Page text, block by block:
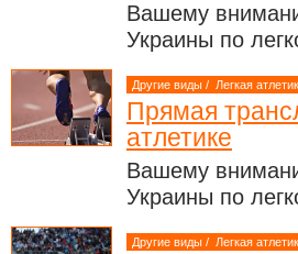
Вашему
Украины по
Другие виды / Легкая
Прямая
атлетике
Вашему
Украины по
Другие виды / Легкая